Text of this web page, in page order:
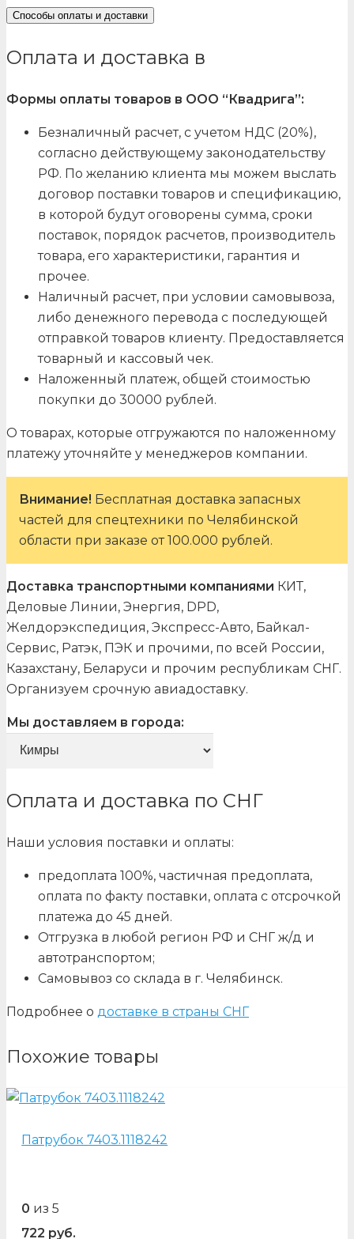
Способы оплаты и доставки
Оплата и доставка в
Формы оплаты товаров в ООО “Квадрига”:
Безналичный расчет, с учетом НДС (20%),
согласно действующему законодательству
РФ. По желанию клиента мы можем выслать
договор поставки товаров и спецификацию,
в которой будут оговорены сумма, сроки
поставок, порядок расчетов, производитель
товара, его характеристики, гарантия и
прочее.
Наличный расчет, при условии самовывоза,
либо денежного перевода с последующей
отправкой товаров клиенту. Предоставляется
товарный и кассовый чек.
Наложенный платеж, общей стоимостью
покупки до 30000 рублей.
О товарах, которые отгружаются по наложенному
платежу уточняйте у менеджеров компании.
Внимание! Бесплатная доставка запасных
частей для спецтехники по Челябинской
области при заказе от 100.000 рублей.
Доставка транспортными компаниями КИТ,
Деловые Линии, Энергия, DPD,
Желдорэкспедиция, Экспресс-Авто, Байкал-
Сервис, Ратэк, ПЭК и прочими, по всей России,
Казахстану, Беларуси и прочим республикам СНГ.
Организуем срочную авиадоставку.
Мы доставляем в города:
Оплата и доставка по СНГ
Наши условия поставки и оплаты:
предоплата 100%, частичная предоплата,
оплата по факту поставки, оплата с отсрочкой
платежа до 45 дней.
Отгрузка в любой регион РФ и СНГ ж/д и
автотранспортом;
Самовывоз со склада в г. Челябинск.
Подробнее о доставке в страны СНГ
Похожие товары
Патрубок 7403.1118242
0 из 5
722 руб.